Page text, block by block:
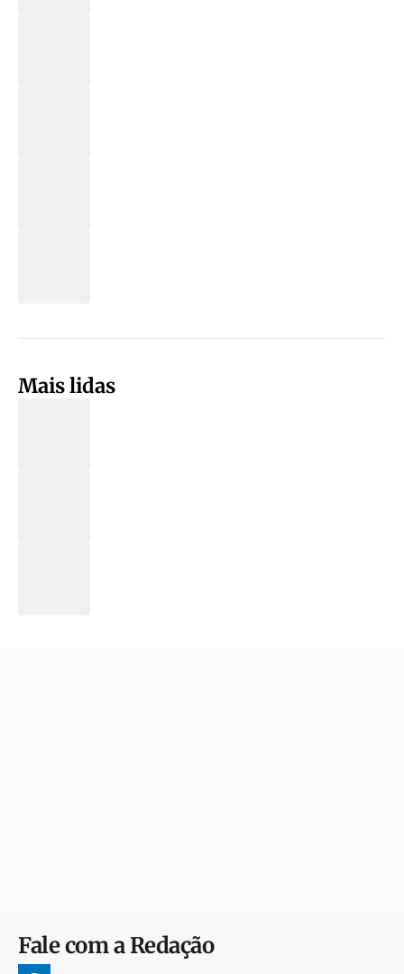
Mais lidas
Fale com a Redação